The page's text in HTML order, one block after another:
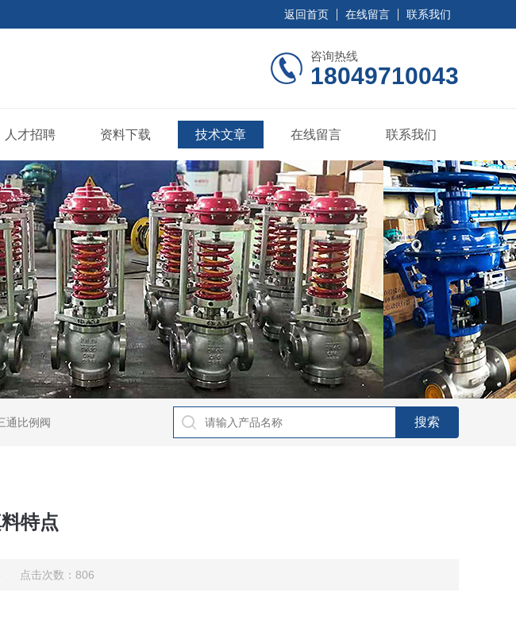
返回首页 在线留言 联系我们
咨询热线
18049710043
人才招聘 资料下载 技术文章 在线留言 联系我们
通比例阀
特点
点击次数：806